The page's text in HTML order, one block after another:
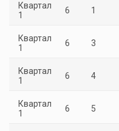
Квартал
1
6 1
Квартал
1
6 3
Квартал
1
6 4
Квартал
1
6 5